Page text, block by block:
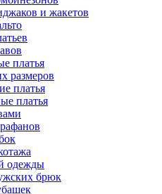
и жакетов
платья
размеров
платья
платья
одежды
брюк